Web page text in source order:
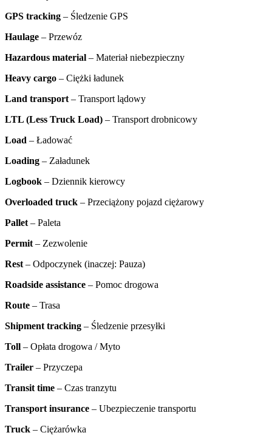
GPS tracking – Śledzenie GPS
Haulage – Przewóz
Hazardous material – Materiał niebezpieczny
Heavy cargo – Ciężki ładunek
Land transport – Transport lądowy
LTL (Less Truck Load) – Transport drobnicowy
Load – Ładować
Loading – Załadunek
Logbook – Dziennik kierowcy
Overloaded truck – Przeciążony pojazd ciężarowy
Pallet – Paleta
Permit – Zezwolenie
Rest – Odpoczynek (inaczej: Pauza)
Roadside assistance – Pomoc drogowa
Route – Trasa
Shipment tracking – Śledzenie przesyłki
Toll – Opłata drogowa / Myto
Trailer – Przyczepa
Transit time – Czas tranzytu
Transport insurance – Ubezpieczenie transportu
Truck – Ciężarówka